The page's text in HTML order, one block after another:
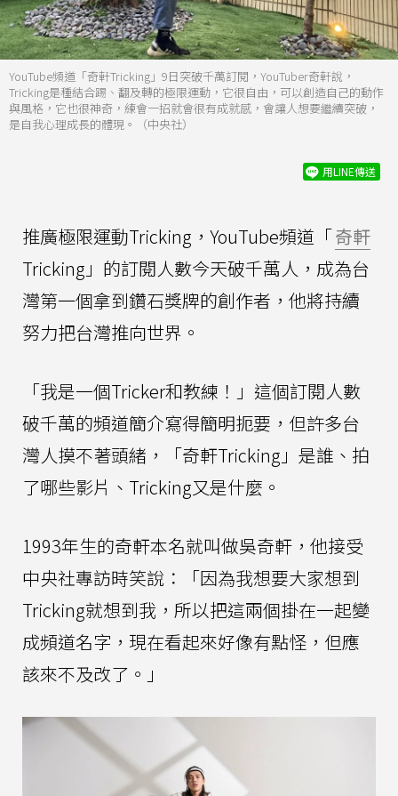
YouTube頻道「奇軒Tricking」9日突破千萬訂閱，YouTuber奇軒說，
Tricking是種結合踢、翻及轉的極限運動，它很自由，可以創造自己的動作
與風格，它也很神奇，練會一招就會很有成就感，會讓人想要繼續突破，
是自我心理成長的體現。（中央社）
用LINE傳送
推廣極限運動Tricking，YouTube頻道「奇軒
Tricking」的訂閱人數今天破千萬人，成為台
灣第一個拿到鑽石獎牌的創作者，他將持續
努力把台灣推向世界。
「我是一個Tricker和教練！」這個訂閱人數
破千萬的頻道簡介寫得簡明扼要，但許多台
灣人摸不著頭緒，「奇軒Tricking」是誰、拍
了哪些影片、Tricking又是什麼。
1993年生的奇軒本名就叫做吳奇軒，他接受
中央社專訪時笑說：「因為我想要大家想到
Tricking就想到我，所以把這兩個掛在一起變
成頻道名字，現在看起來好像有點怪，但應
該來不及改了。」